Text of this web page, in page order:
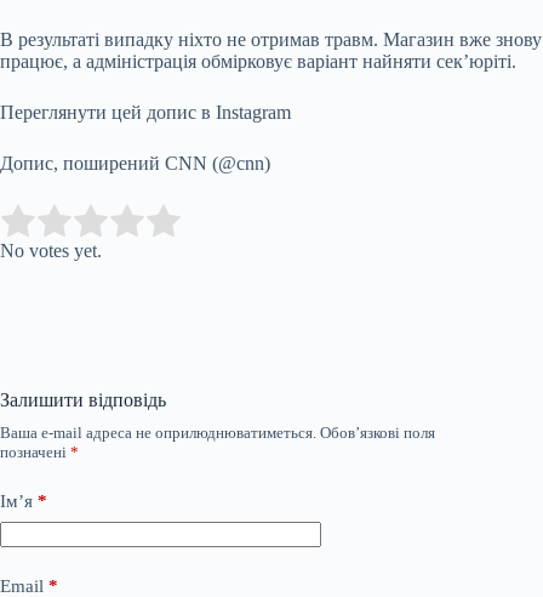
В результаті випадку ніхто не отримав травм. Магазин вже знову
працює, а адміністрація обмірковує варіант найняти сек’юріті.
Переглянути цей допис в Instagram
Допис, поширений CNN (@cnn)
Rate this item:
No votes yet.
Залишити відповідь
Ваша e-mail адреса не оприлюднюватиметься. Обов’язкові поля
позначені *
Ім’я *
Email *